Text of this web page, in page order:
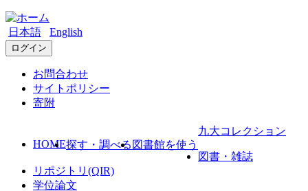
日本語 English
ログイン
お問合わせ
サイトポリシー
寄附
HOME探す・調べる 図書館を使う
九大コレクション
図書・雑誌
リポジトリ(QIR)
学位論文